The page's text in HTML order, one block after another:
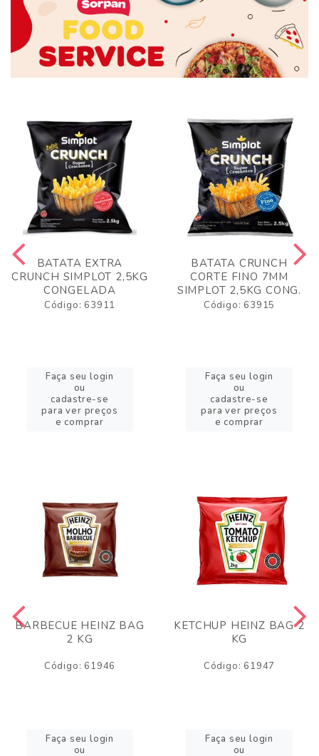
BATATA EXTRA
CRUNCH SIMPLOT 2,5KG
CONGELADA
Código: 63911
Faça seu login
ou
cadastre-se
para ver preços
e comprar
BATATA CRUNCH
CORTE FINO 7MM
SIMPLOT 2,5KG CONG.
Código: 63915
Faça seu login
ou
cadastre-se
para ver preços
e comprar
BARBECUE HEINZ BAG
2 KG
Código: 61946
Faça seu login
ou
KETCHUP HEINZ BAG 2
KG
Código: 61947
Faça seu login
ou